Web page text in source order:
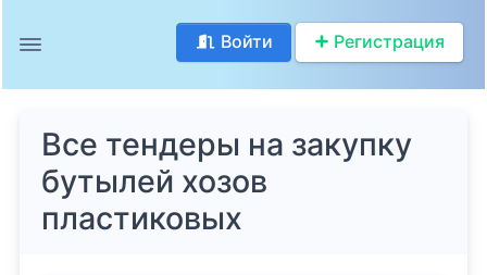
Войти Регистрация
Все тендеры на закупку
бутылей хозов
пластиковых